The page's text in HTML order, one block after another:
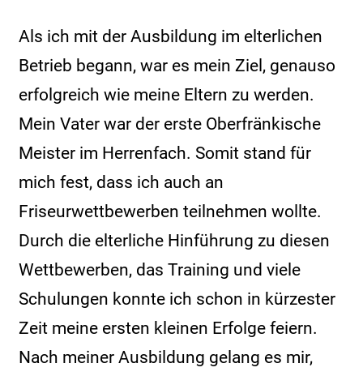
Als ich mit der Ausbildung im elterlichen
Betrieb begann, war es mein Ziel, genauso
erfolgreich wie meine Eltern zu werden.
Mein Vater war der erste Oberfränkische
Meister im Herrenfach. Somit stand für
mich fest, dass ich auch an
Friseurwettbewerben teilnehmen wollte.
Durch die elterliche Hinführung zu diesen
Wettbewerben, das Training und viele
Schulungen konnte ich schon in kürzester
Zeit meine ersten kleinen Erfolge feiern.
Nach meiner Ausbildung gelang es mir,